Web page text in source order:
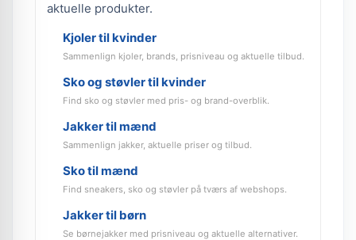
aktuelle produkter.
Kjoler til kvinder
Sammenlign kjoler, brands, prisniveau og aktuelle tilbud.
Sko og støvler til kvinder
Find sko og støvler med pris- og brand-overblik.
Jakker til mænd
Sammenlign jakker, aktuelle priser og tilbud.
Sko til mænd
Find sneakers, sko og støvler på tværs af webshops.
Jakker til børn
Se børnejakker med prisniveau og aktuelle alternativer.